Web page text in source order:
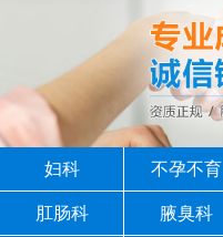
妇科 不孕不育
肛肠科 腋臭科